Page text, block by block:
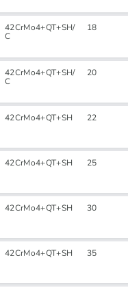
42CrMo4+QT+SH/
C
18
42CrMo4+QT+SH/
C
20
42CrMo4+QT+SH 22
42CrMo4+QT+SH 25
42CrMo4+QT+SH 30
42CrMo4+QT+SH 35